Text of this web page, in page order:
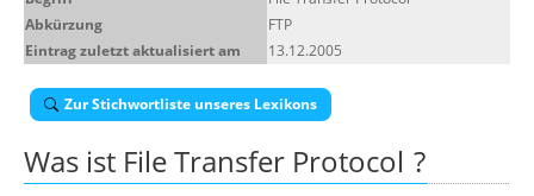
Abkürzung
FTP
Eintrag zuletzt aktualisiert am
13.12.2005
Zur Stichwortliste unseres Lexikons
Was ist File Transfer Protocol ?